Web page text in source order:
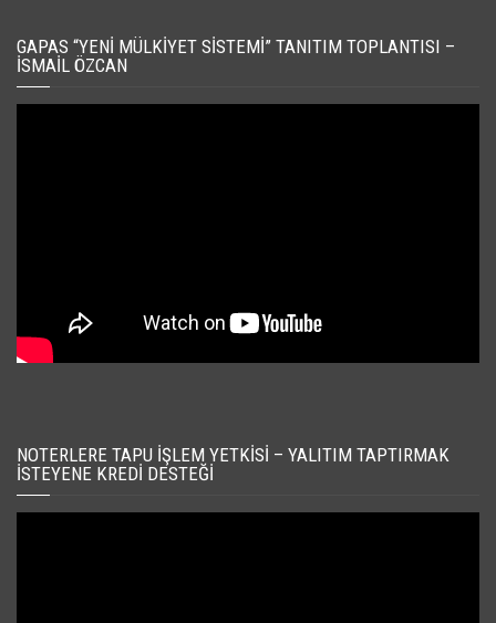
GAPAS “YENI MÜLKIYET SISTEMI” TANITIM TOPLANTISI –
İSMAIL ÖZCAN
NOTERLERE TAPU İŞLEM YETKISI – YALITIM TAPTIRMAK
İSTEYENE KREDI DESTEĞI